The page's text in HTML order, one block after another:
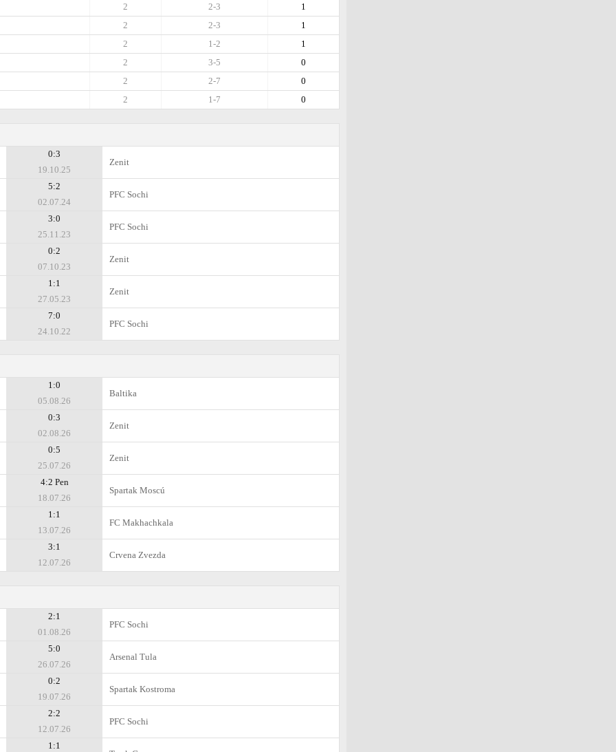
1
2-3
2
1
2-3
2
1
1-2
2
0
3-5
2
0
2-7
2
0
1-7
2
0:3
19.10.25
Zenit
5:2
02.07.24
PFC Sochi
3:0
25.11.23
PFC Sochi
0:2
07.10.23
Zenit
1:1
27.05.23
Zenit
7:0
24.10.22
PFC Sochi
1:0
05.08.26
Baltika
0:3
02.08.26
Zenit
0:5
25.07.26
Zenit
4:2 Pen
18.07.26
Spartak Moscú
1:1
13.07.26
FC Makhachkala
3:1
12.07.26
Crvena Zvezda
2:1
01.08.26
PFC Sochi
5:0
26.07.26
Arsenal Tula
0:2
19.07.26
Spartak Kostroma
2:2
12.07.26
PFC Sochi
1:1